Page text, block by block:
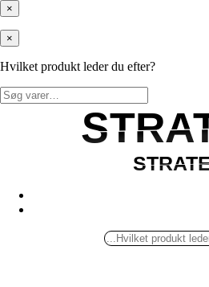
×
×
Hvilket produkt leder du efter?
Søg
efter: